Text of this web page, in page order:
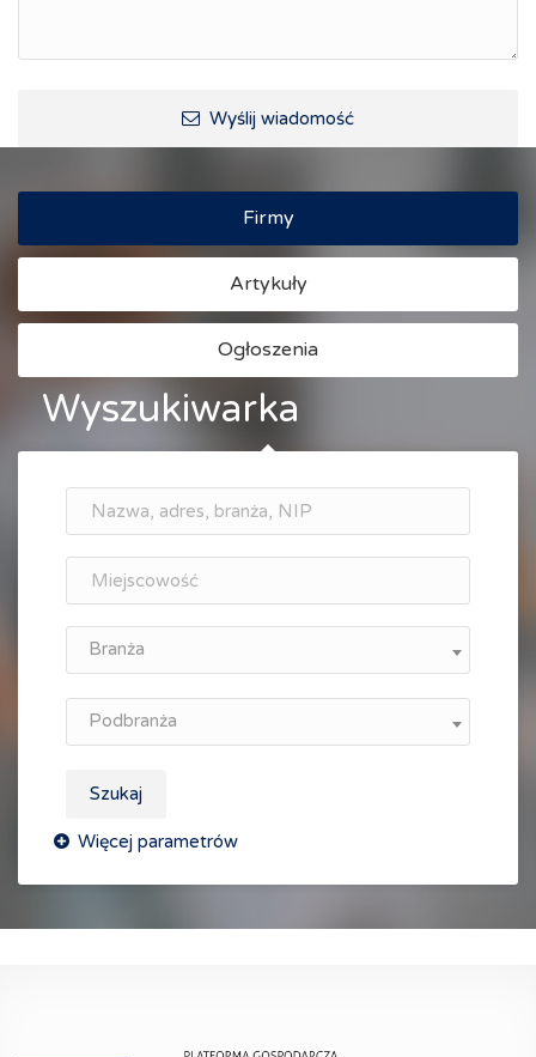
Wyślij wiadomość
Firmy
Artykuły
Ogłoszenia
Wyszukiwarka
Branża
Podbranża
Szukaj